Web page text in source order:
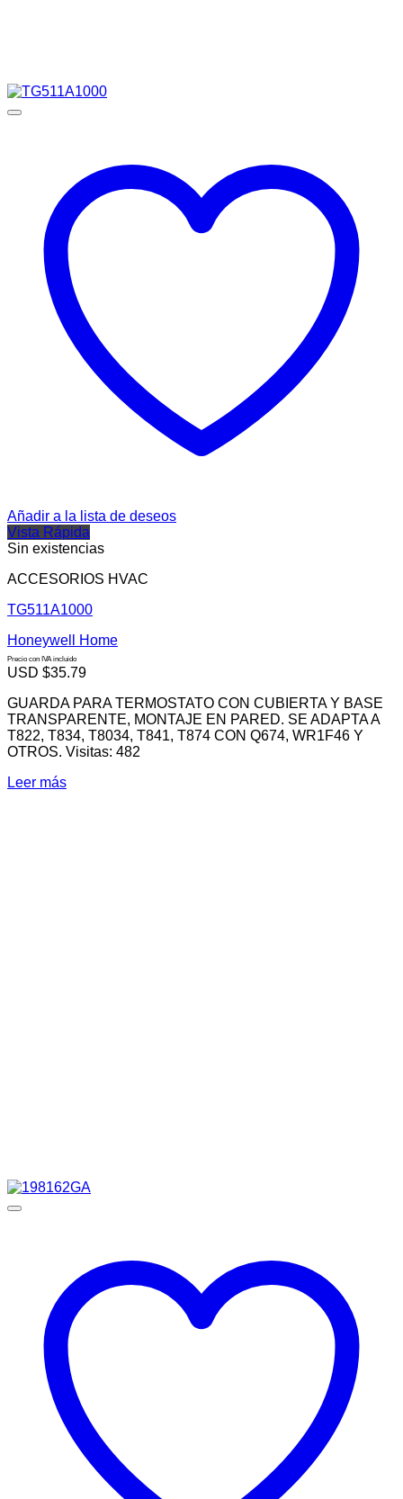
Añadir a la lista de deseos
Vista Rápida
Sin existencias
ACCESORIOS HVAC
TG511A1000
Honeywell Home
Precio con IVA incluido
USD $35.79
GUARDA PARA TERMOSTATO CON CUBIERTA Y BASE
TRANSPARENTE, MONTAJE EN PARED. SE ADAPTA A
T822, T834, T8034, T841, T874 CON Q674, WR1F46 Y
OTROS. Visitas: 482
Leer más